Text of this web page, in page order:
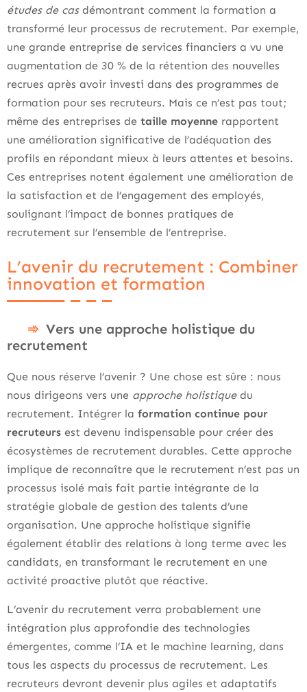
études de casdémontrant comment la formation a
transformé leur processus de recrutement. Par exemple,
une grande entreprise de services financiers a vu une
augmentation de 30 % de la rétention des nouvelles
recrues après avoir investi dans des programmes de
formation pour ses recruteurs. Mais ce n’est pas tout;
même des entreprises de taille moyenne rapportent
une amélioration significative de l’adéquation des
profils en répondant mieux à leurs attentes et besoins.
Ces entreprises notent également une amélioration de
la satisfaction et de l’engagement des employés,
soulignant l’impact de bonnes pratiques de
recrutement sur l’ensemble de l’entreprise.
L’avenir du recrutement : Combiner
innovation et formation
Vers une approche holistique du
recrutement
Que nous réserve l’avenir ? Une chose est sûre : nous
nous dirigeons vers une approche holistiquedu
recrutement. Intégrer la formation continue pour
recruteurs est devenu indispensable pour créer des
écosystèmes de recrutement durables. Cette approche
implique de reconnaître que le recrutement n’est pas un
processus isolé mais fait partie intégrante de la
stratégie globale de gestion des talents d’une
organisation. Une approche holistique signifie
également établir des relations à long terme avec les
candidats, en transformant le recrutement en une
activité proactive plutôt que réactive.
L’avenir du recrutement verra probablement une
intégration plus approfondie des technologies
émergentes, comme l’IA et le machine learning, dans
tous les aspects du processus de recrutement. Les
recruteurs devront devenir plus agiles et adaptatifs